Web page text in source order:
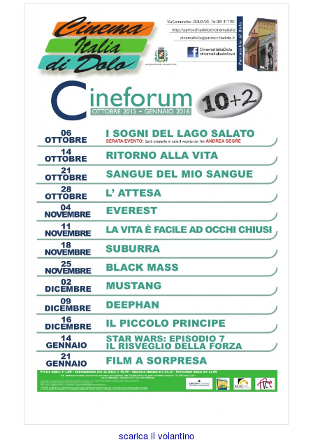
scarica il volantino